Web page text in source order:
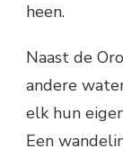
heen.
Naast de
andere
elk hun
Een